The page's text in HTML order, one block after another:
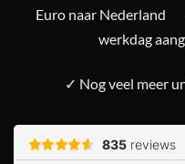
Euro naar Nederland
werkdag
✓ Nog veel meer